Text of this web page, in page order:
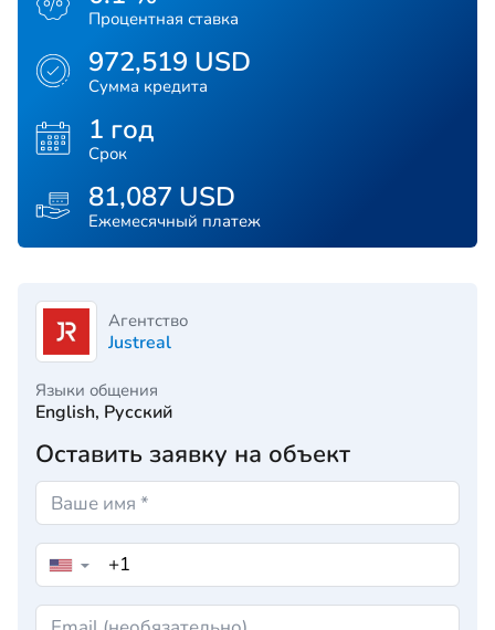
Процентная ставка
972,519 USD
Сумма кредита
1 год
Срок
81,087 USD
Ежемесячный платеж
Агентство
Justreal
Языки общения
English, Русский
Оставить заявку на объект
▼